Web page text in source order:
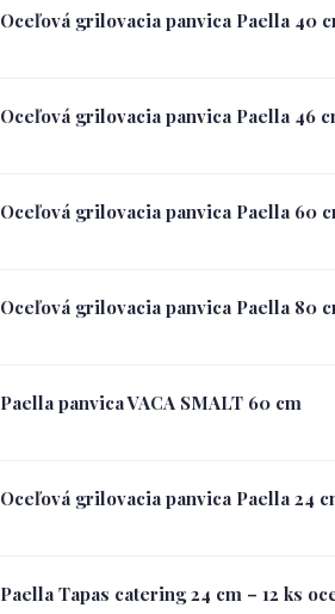
Oceľová grilovacia panvica Paella 40
Oceľová grilovacia panvica Paella 46
Oceľová grilovacia panvica Paella 60
Oceľová grilovacia panvica Paella 80
Paella panvica VACA SMALT 60 cm
Oceľová grilovacia panvica Paella 24
Paella Tapas catering 24 cm – 12 ks